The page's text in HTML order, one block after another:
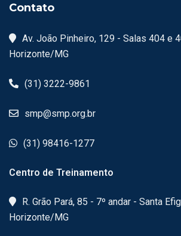
Contato
Av. João Pinheiro, 129 - Salas 404 e
Horizonte/MG
(31) 3222-9861
smp@smp.org.br
(31) 98416-1277
Centro de Treinamento
R. Grão Pará, 85 - 7º andar - Santa
Horizonte/MG